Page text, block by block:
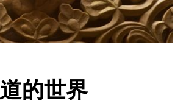
编辑部通知
的世界